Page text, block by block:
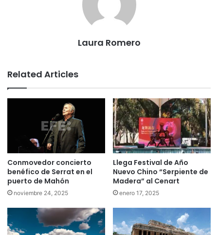
Laura Romero
Related Articles
Conmovedor concierto
benéfico de Serrat en el
puerto de Mahón
noviembre 24, 2025
Llega Festival de Año
Nuevo Chino “Serpiente de
Madera” al Cenart
enero 17, 2025